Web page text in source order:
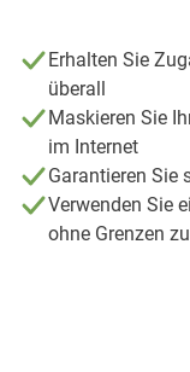
Erhalten Sie
überall
Maskieren Sie
im Internet
Garantieren Sie
Verwenden Sie
ohne Grenzen